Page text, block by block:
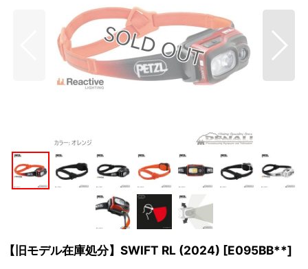
【旧モデル在庫処分】SWIFT RL (2024) [E095BB**]